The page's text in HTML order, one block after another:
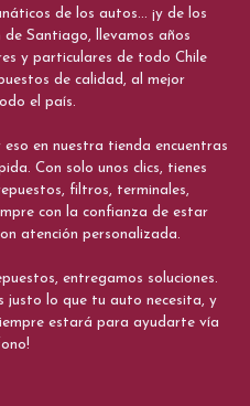
de los autos... ¡y de los
de Santiago, llevamos años
y particulares de todo Chile
de calidad, al mejor
el país.
en nuestra tienda encuentras
Con solo unos clics, tienes
filtros, terminales,
con la confianza de estar
atención personalizada.
entregamos soluciones.
justo lo que tu auto necesita, y
estará para ayudarte vía